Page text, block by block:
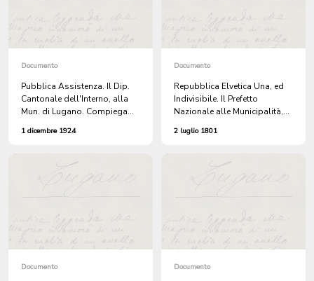
Documento
Pubblica Assistenza. Il Dip.
Cantonale dell'Interno, alla
Mun. di Lugano. Compiega
l'ammissione nell'Ospedale
FRANZ KARL WAGNER,
affetto da postumi di
1 dicembre 1924
Documento
Repubblica Elvetica Una, ed
Indivisibile. Il Prefetto
Nazionale alle Municipalità,
Cantone di Bellinzona.
Rusconi, Prefetto Naz. del
Cantone di Bellinzona
2 luglio 1801
Documento Documento